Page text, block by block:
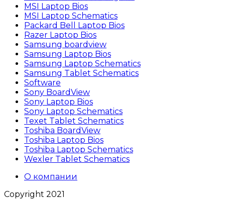
MSI Laptop Bios
MSI Laptop Schematics
Packard Bell Laptop Bios
Razer Laptop Bios
Samsung boardview
Samsung Laptop Bios
Samsung Laptop Schematics
Samsung Tablet Schematics
Software
Sony BoardView
Sony Laptop Bios
Sony Laptop Schematics
Texet Tablet Schematics
Toshiba BoardView
Toshiba Laptop Bios
Toshiba Laptop Schematics
Wexler Tablet Schematics
О компании
Copyright 2021